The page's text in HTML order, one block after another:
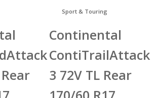
Sport & Touring
Continental
ContiTrailAttack
3 72V TL Rear